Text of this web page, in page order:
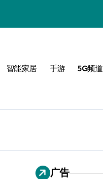
智能家居 手游 5G频道
广告